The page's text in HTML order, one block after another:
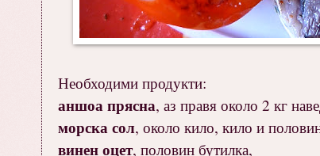
Необходими продукти:
аншоа прясна, аз правя около 2 кг
морска сол, около кило, кило и
винен оцет, половин бутилка,